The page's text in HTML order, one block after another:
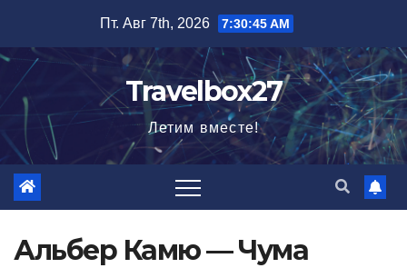
содержимому
Пт. Авг 7th, 2026 7:30:46 AM
Travelbox27
Летим вместе!
Альбер Камю — Чума